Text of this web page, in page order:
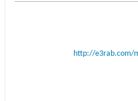
http://e3rab.com/